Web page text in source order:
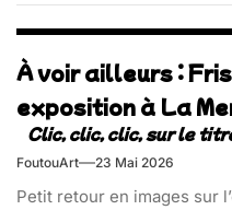
À voir ailleurs :
exposition à La
FoutouArt 23 Mai 2026
Petit retour en images sur